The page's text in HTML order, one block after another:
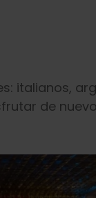
italianos,
de